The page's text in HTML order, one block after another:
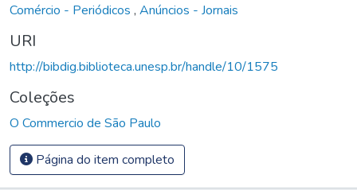
Comércio - Periódicos , Anúncios - Jornais
URI
http://bibdig.biblioteca.unesp.br/handle/10/1575
Coleções
O Commercio de São Paulo
Página do item completo